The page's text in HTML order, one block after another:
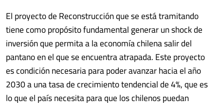
El proyecto de Reconstrucción que se está tramitando
tiene como propósito fundamental generar un shock de
inversión que permita a la economía chilena salir del
pantano en el que se encuentra atrapada. Este proyecto
es condición necesaria para poder avanzar hacia el año
2030 a una tasa de crecimiento tendencial de 4%, que es
lo que el país necesita para que los chilenos puedan